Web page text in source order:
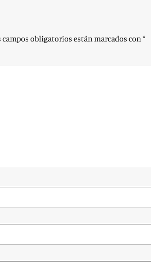
campos obligatorios están marcados con*